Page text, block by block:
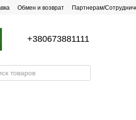
Обмен и возврат Партнерам/
+380673881111